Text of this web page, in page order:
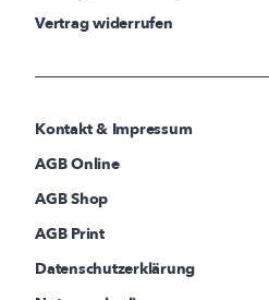
Vertrag widerrufen
Kontakt & Impressum
AGB Online
AGB Shop
AGB Print
Datenschutzerklärung